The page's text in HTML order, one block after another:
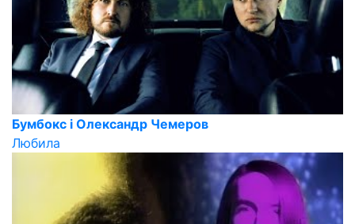
Бумбокс і Олександр Чемеров
Любила